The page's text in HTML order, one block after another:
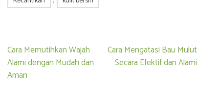
Navigasi
pos
Cara Memutihkan Wajah
Alami dengan Mudah dan
Aman
Cara Mengatasi Bau Mulut
Secara Efektif dan Alami